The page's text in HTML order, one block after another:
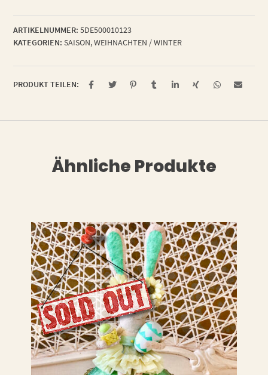
ARTIKELNUMMER: 5DE500010123
KATEGORIEN: SAISON,WEIHNACHTEN / WINTER
PRODUKT TEILEN:
Ähnliche Produkte